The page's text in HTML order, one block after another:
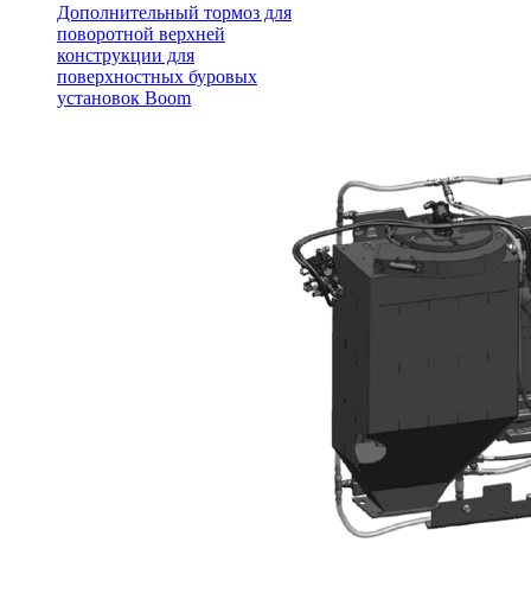
Дополнительный тормоз для
поворотной верхней
конструкции для
поверхностных буровых
установок Boom